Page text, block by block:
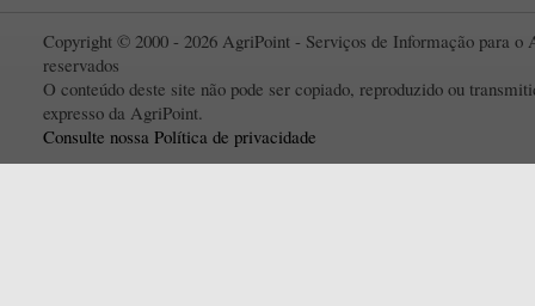
Copyright © 2000 - 2026 AgriPoint - Serviços de Informação para o
reservados
O conteúdo deste site não pode ser copiado, reproduzido ou
expresso da AgriPoint.
Consulte nossa Política de privacidade